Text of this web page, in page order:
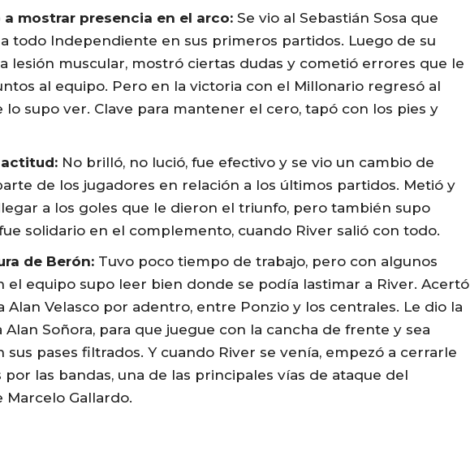
a mostrar presencia en el arco: Se vio al Sebastián Sosa que
todo Independiente en sus primeros partidos. Luego de su
lesión muscular, mostró ciertas dudas y cometió errores que le
al equipo. Pero en la victoria con el Millonario regresó al
lo supo ver. Clave para mantener el cero, tapó con los pies y
No brilló, no lució, fue efectivo y se vio un cambio de
de los jugadores en relación a los últimos partidos. Metió y
a los goles que le dieron el triunfo, pero también supo
solidario en el complemento, cuando River salió con todo.
de Berón: Tuvo poco tiempo de trabajo, pero con algunos
el equipo supo leer bien donde se podía lastimar a River. Acertó
Alan Velasco por adentro, entre Ponzio y los centrales. Le dio la
Soñora, para que juegue con la cancha de frente y sea
sus pases filtrados. Y cuando River se venía, empezó a cerrarle
por las bandas, una de las principales vías de ataque del
Marcelo Gallardo.